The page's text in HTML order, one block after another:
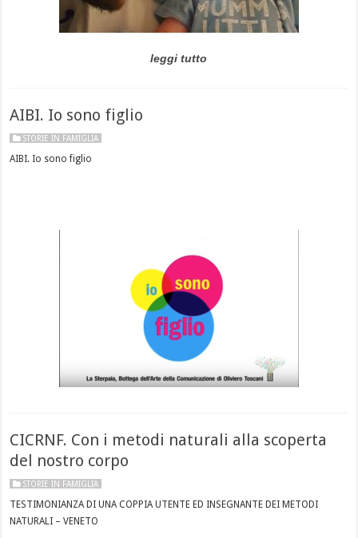
leggi tutto
AIBI. Io sono figlio
STORIE IN FAMIGLIA
AIBI. Io sono figlio
CICRNF. Con i metodi naturali alla scoperta
del nostro corpo
STORIE IN FAMIGLIA
TESTIMONIANZA DI UNA COPPIA UTENTE ED INSEGNANTE DEI METODI
NATURALI – VENETO